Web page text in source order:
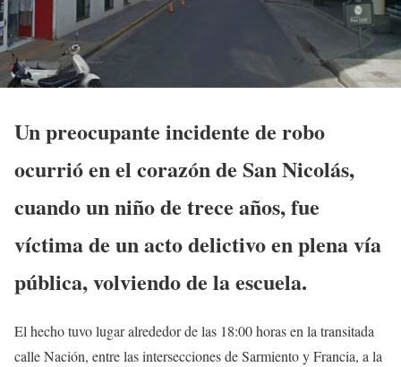
Un preocupante incidente de robo
ocurrió en el corazón de San Nicolás,
cuando un niño de trece años, fue
víctima de un acto delictivo en plena vía
pública, volviendo de la escuela.
El hecho tuvo lugar alrededor de las 18:00 horas en la transitada
calle Nación, entre las intersecciones de Sarmiento y Francia, a la